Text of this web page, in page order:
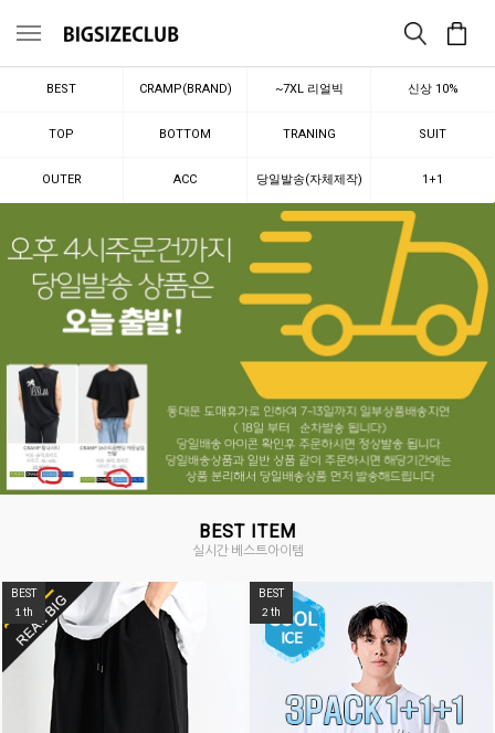
메뉴
BEST CRAMP(BRAND) ~7XL 리얼빅 신상 10%
TOP BOTTOM TRANING SUIT
OUTER ACC 당일발송(자체제작) 1+1
BEST ITEM
실시간 베스트아이템
BEST
1 th
BEST
2 th